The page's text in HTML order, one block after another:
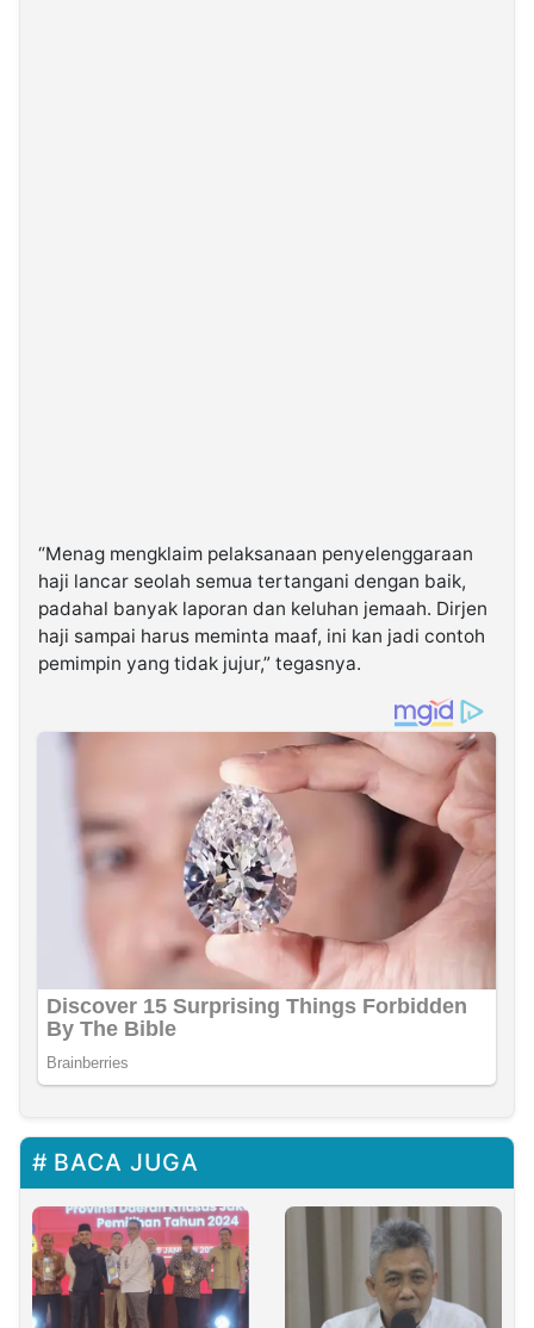
“Menag mengklaim pelaksanaan penyelenggaraan
haji lancar seolah semua tertangani dengan baik,
padahal banyak laporan dan keluhan jemaah. Dirjen
haji sampai harus meminta maaf, ini kan jadi contoh
pemimpin yang tidak jujur,” tegasnya.
BACA JUGA